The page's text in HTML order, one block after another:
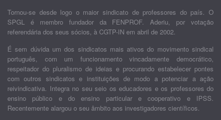
Tornou-se desde logo o maior sindicato de professores do país. O
SPGL é membro fundador da FENPROF. Aderiu, por votação
referendária dos seus sócios, à CGTP-IN em abril de 2002.
É sem dúvida um dos sindicatos mais ativos do movimento sindical
português, com um funcionamento vincadamente democrático,
respeitador do pluralismo de ideias e procurando estabelecer pontes
com outros sindicatos e instituições de modo a potenciar a ação
reivindicativa. Integra no seu seio os educadores e os professores do
ensino público e do ensino particular e cooperativo e IPSS.
Recentemente alargou o seu âmbito aos investigadores científicos.